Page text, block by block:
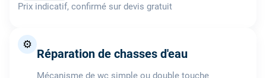
Prix indicatif, confirmé sur devis gratuit
⚙️
Réparation de chasses d'eau
Mécanisme de wc simple ou double touche